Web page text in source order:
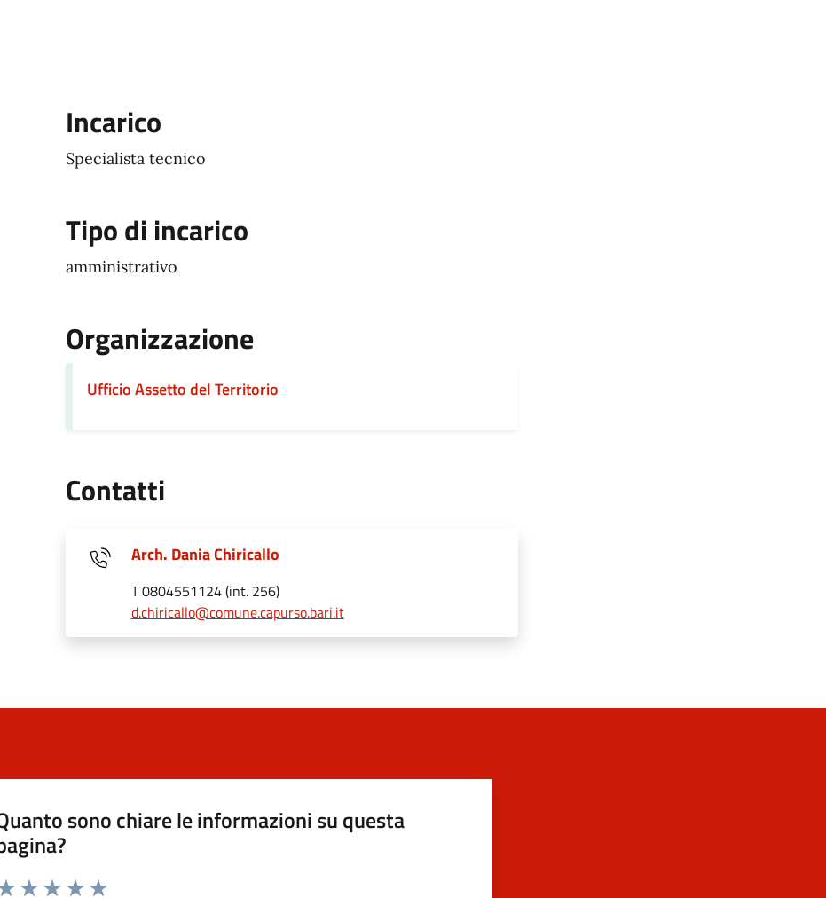
Incarico
Specialista tecnico
Tipo di incarico
amministrativo
Organizzazione
Ufficio Assetto del Territorio
Contatti
Arch. Dania Chiricallo
T 0804551124 (int. 256)
d.chiricallo@comune.capurso.bari.it
sono chiare le informazioni su questa